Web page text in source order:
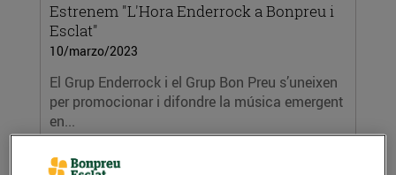
Estrenem "L'Hora Enderrock a Bonpreu i
Esclat"
10/marzo/2023
El Grup Enderrock i el Grup Bon Preu s’uneixen
per promocionar i difondre la música emergent
en...